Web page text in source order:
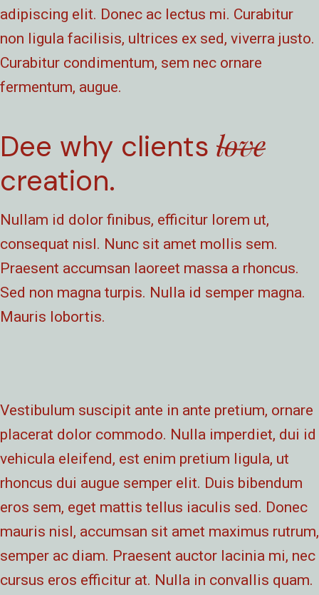
adipiscing elit. Donec ac lectus mi. Curabitur
non ligula facilisis, ultrices ex sed, viverra justo.
Curabitur condimentum, sem nec ornare
fermentum, augue.
Dee why clients love
creation.
Nullam id dolor finibus, efficitur lorem ut,
consequat nisl. Nunc sit amet mollis sem.
Praesent accumsan laoreet massa a rhoncus.
Sed non magna turpis. Nulla id semper magna.
Mauris lobortis.
Vestibulum suscipit ante in ante pretium, ornare
placerat dolor commodo. Nulla imperdiet, dui id
vehicula eleifend, est enim pretium ligula, ut
rhoncus dui augue semper elit. Duis bibendum
eros sem, eget mattis tellus iaculis sed. Donec
mauris nisl, accumsan sit amet maximus rutrum,
semper ac diam. Praesent auctor lacinia mi, nec
cursus eros efficitur at. Nulla in convallis quam.